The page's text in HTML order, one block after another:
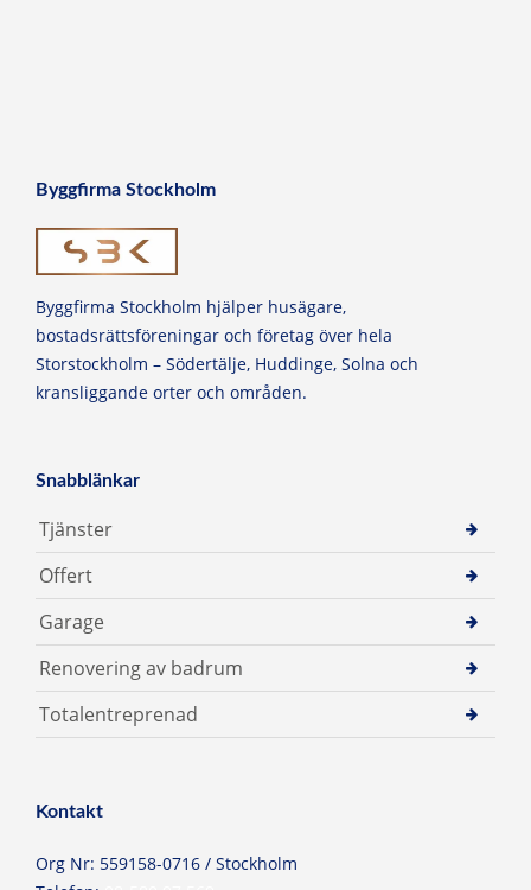
Byggfirma Stockholm
Byggfirma Stockholm hjälper husägare,
bostadsrättsföreningar och företag över hela
Storstockholm – Södertälje, Huddinge, Solna och
kransliggande orter och områden.
Snabblänkar
Tjänster
Offert
Garage
Renovering av badrum
Totalentreprenad
Kontakt
Org Nr: 559158-0716 / Stockholm